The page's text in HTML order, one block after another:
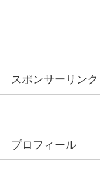
スポンサーリンク
プロフィール